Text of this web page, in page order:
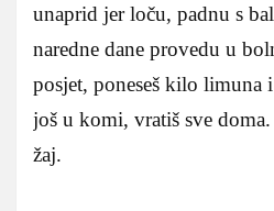
unaprid jer loču, padnu s
naredne dane provedu u
posjet, poneseš kilo limuna
još u komi, vratiš sve
žaj.